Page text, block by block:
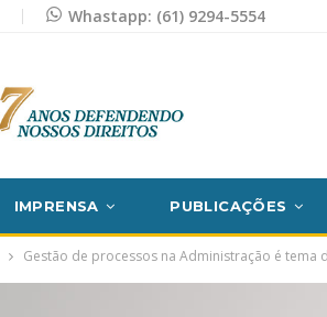
Whastapp: (61) 9294-5554
IMPRENSA PUBLICAÇÕES
Gestão de processos na Administração é tema